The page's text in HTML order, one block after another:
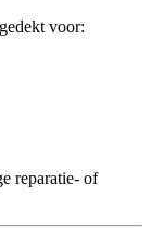
voor:
reparatie- of